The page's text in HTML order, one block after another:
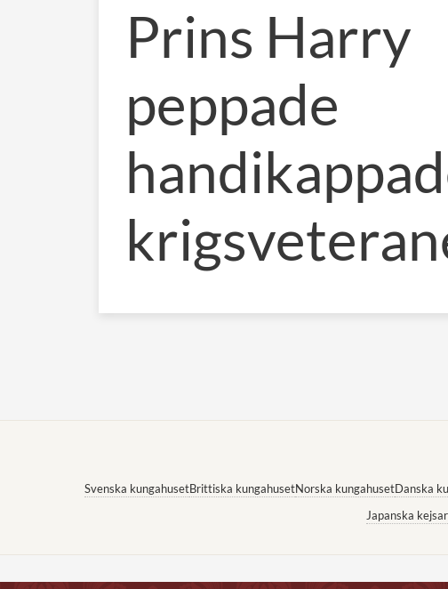
Prins Harry
peppade
Svenska kungahusetBrittiska kungahusetNorska kungahusetDanska
Japanska